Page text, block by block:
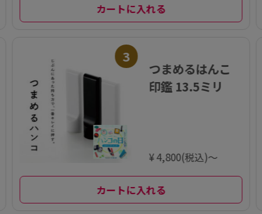
カートに入れる
3
つまめるはんこ
印鑑 13.5ミリ
¥ 4,800(税込)～
カートに入れる